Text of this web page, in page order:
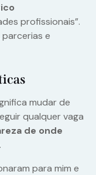
profissionais”.
e
mudar de
qualquer vaga
de onde
.
para mim e